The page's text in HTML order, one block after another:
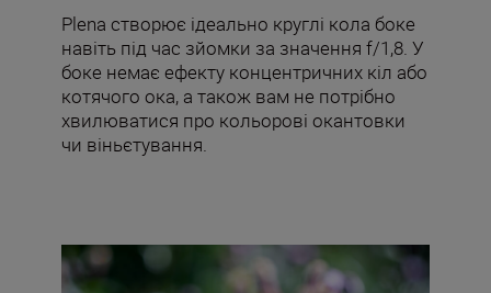
Plena створює ідеально круглі кола боке
навіть під час зйомки за значення f/1,8. У
боке немає ефекту концентричних кіл або
котячого ока, а також вам не потрібно
хвилюватися про кольорові окантовки
чи віньєтування.